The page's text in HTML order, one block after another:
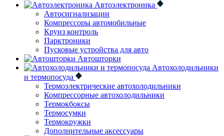
Автоэлектроника
Автосигнализации
Компрессоры автомобильные
Круиз контроль
Парктроники
Пусковые устройства для авто
Автошторки
Автохолодильники
и термопосуда
Термоэлектрические автохолодильники
Компрессорные автохолодильники
Термокбоксы
Термосумки
Термокружки
Дополнительные аксессуары